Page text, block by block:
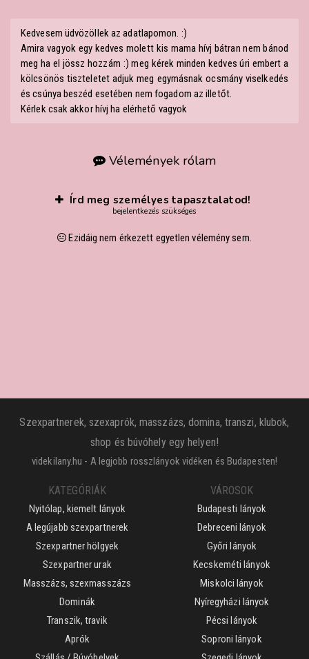
Kedvesem üdvözöllek az adatlapomon. :)
Amira vagyok egy kedves molett kis mama hívj bátran nem bánod
meg ha el jössz hozzám :) meg kérek minden kedves úri embert a
kölcsönös tiszteletet adjuk meg egymásnak ocsmány viselkedés
és csúnya beszéd esetében nem fogadom az illetőt.
Kérlek csak akkor hívj ha elérhető vagyok
Vélemények rólam
Írd meg személyes tapasztalatod!
bejelentkezés szükséges
Ezidáig nem érkezett egyetlen vélemény sem.
Szexpartnerek, szexaprók, masszázs, domina, transzi, klubok,
shop és búvóhely egy helyen!
videkilany.hu - A legjobb rosszlányok vidéken és Budapesten!
KATEGÓRIÁK
Nyitólap, kiemelt lányok
A legújabb szexpartnerek
Szexpartner hölgyek
Szexpartner urak
Masszázs, szexmasszázs
Dominák
Transzik, travik
Aprók
VÁROSOK
Budapesti lányok
Debreceni lányok
Győri lányok
Kecskeméti lányok
Miskolci lányok
Nyíregyházi lányok
Pécsi lányok
Soproni lányok